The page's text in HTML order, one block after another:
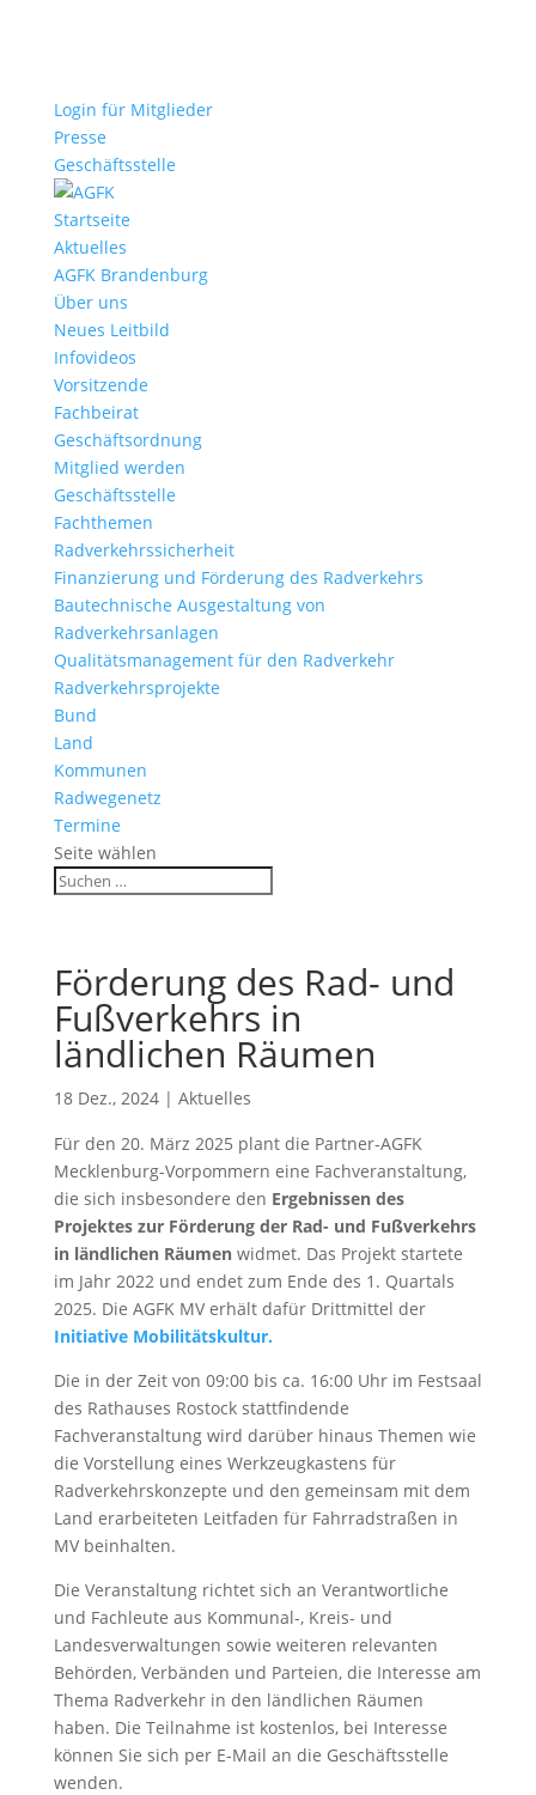
Login für Mitglieder
Presse
Geschäftsstelle
Startseite
Aktuelles
AGFK Brandenburg
Über uns
Neues Leitbild
Infovideos
Vorsitzende
Fachbeirat
Geschäftsordnung
Mitglied werden
Geschäftsstelle
Fachthemen
Radverkehrssicherheit
Finanzierung und Förderung des Radverkehrs
Bautechnische Ausgestaltung von
Radverkehrsanlagen
Qualitätsmanagement für den Radverkehr
Radverkehrsprojekte
Bund
Land
Kommunen
Radwegenetz
Termine
Seite wählen
Förderung des Rad- und
Fußverkehrs in
ländlichen Räumen
18 Dez., 2024| Aktuelles
Für den 20. März 2025 plant die Partner-AGFK
Mecklenburg-Vorpommern eine Fachveranstaltung,
die sich insbesondere den Ergebnissen des
Projektes zur Förderung der Rad- und Fußverkehrs
in ländlichen Räumenwidmet. Das Projekt startete
im Jahr 2022 und endet zum Ende des 1. Quartals
2025. Die AGFK MV erhält dafür Drittmittel der
Initiative Mobilitätskultur.
Die in der Zeit von 09:00 bis ca. 16:00 Uhr im Festsaal
des Rathauses Rostock stattfindende
Fachveranstaltung wird darüber hinaus Themen wie
die Vorstellung eines Werkzeugkastens für
Radverkehrskonzepte und den gemeinsam mit dem
Land erarbeiteten Leitfaden für Fahrradstraßen in
MV beinhalten.
Die Veranstaltung richtet sich an Verantwortliche
und Fachleute aus Kommunal-, Kreis- und
Landesverwaltungen sowie weiteren relevanten
Behörden, Verbänden und Parteien, die Interesse am
Thema Radverkehr in den ländlichen Räumen
haben. Die Teilnahme ist kostenlos, bei Interesse
können Sie sich per E-Mail an die Geschäftsstelle
wenden.